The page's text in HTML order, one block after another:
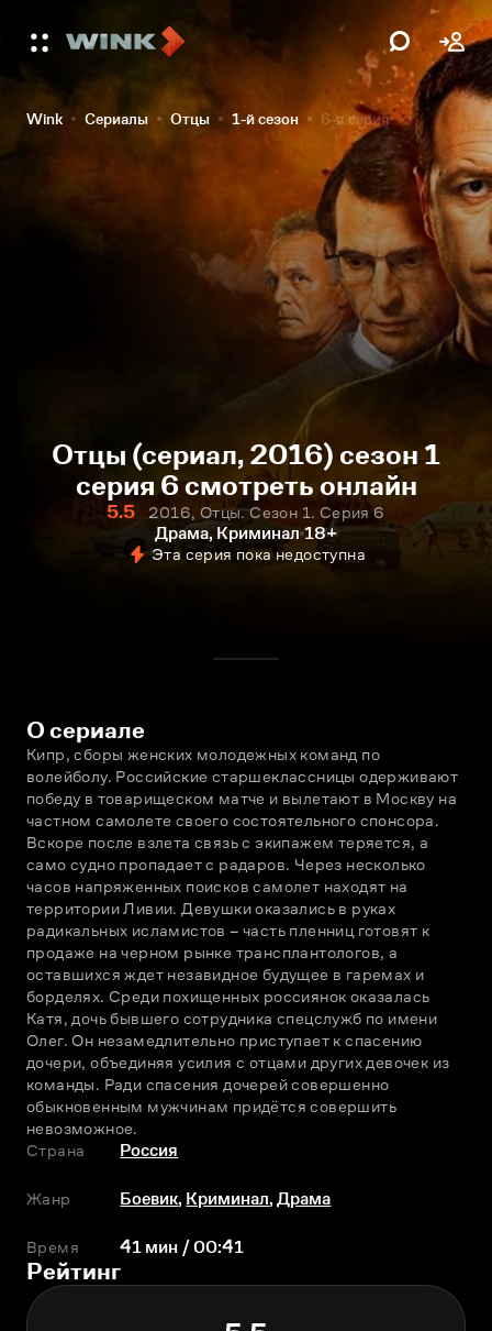
Wink Сериалы Отцы 1-й сезон 6-я серия
Отцы (сериал, 2016) сезон 1
серия 6 смотреть онлайн
5.5
2016, Отцы. Сезон 1. Серия 6
Драма, Криминал 18+
Эта серия пока недоступна
О сериале
Кипр, сборы женских молодежных команд по
волейболу. Российские старшеклассницы одерживают
победу в товарищеском матче и вылетают в Москву на
частном самолете своего состоятельного спонсора.
Вскоре после взлета связь с экипажем теряется, а
само судно пропадает с радаров. Через несколько
часов напряженных поисков самолет находят на
территории Ливии. Девушки оказались в руках
радикальных исламистов – часть пленниц готовят к
продаже на черном рынке трансплантологов, а
оставшихся ждет незавидное будущее в гаремах и
борделях. Среди похищенных россиянок оказалась
Катя, дочь бывшего сотрудника спецслужб по имени
Олег. Он незамедлительно приступает к спасению
дочери, объединяя усилия с отцами других девочек из
команды. Ради спасения дочерей совершенно
обыкновенным мужчинам придётся совершить
невозможное.
Страна
Россия
Жанр Боевик, Криминал,Драма
Время 41 мин / 00:41
Рейтинг